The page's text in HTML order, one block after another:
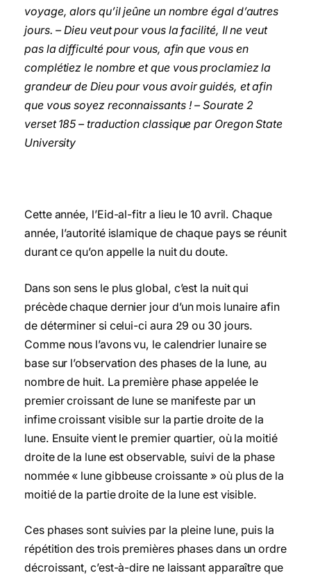
voyage, alorsqu’il jeûne un nombre égal d’autres
jours. – Dieu veut pour vous la facilité, Il ne veut
pas ladifficulté pour vous, afin que vous en
complétiez le nombre et que vous proclamiez la
grandeur de Dieu pour vous avoir guidés, et afin
que vous soyez reconnaissants ! – Sourate2
verset 185 – traduction classique par Oregon State
University
Cette année, l’Eid-al-fitr a lieu le 10 avril. Chaque
année, l’autorité islamique de chaque pays se réunit
durant ce qu’on appelle la nuit du doute.
Dans son sens le plus global, c’est la nuit qui
précède chaque dernier jour d’un mois lunaire afin
de déterminer si celui-ci aura 29 ou 30 jours.
Comme nous l’avons vu, le calendrier lunaire se
base sur l’observation des phases de la lune, au
nombre de huit. La première phase appelée le
premier croissant de lune se manifeste par un
infime croissant visible sur la partie droite de la
lune. Ensuite vient le premier quartier, où la moitié
droite de la lune est observable, suivi de la phase
nommée « lune gibbeuse croissante » où plus de la
moitié de la partie droite de la lune est visible.
Ces phases sont suivies par la pleine lune, puis la
répétition des trois premières phases dans un ordre
décroissant, c’est-à-dire ne laissant apparaître que